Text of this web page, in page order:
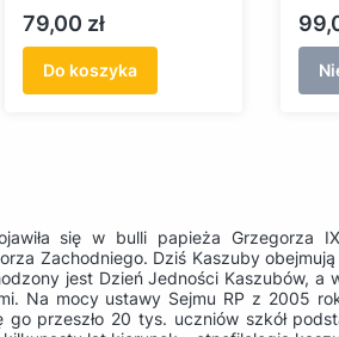
Malarstwo w Gdańsku w
XIX wieku
Cena
79,00 zł
Do koszyka
w
się w bulli papieża Grzegorza
Zachodniego. Dziś Kaszuby
jest Dzień Jedności Kaszubów,
Na mocy ustawy Sejmu RP z 2005
go przeszło 20 tys. uczniów szkół